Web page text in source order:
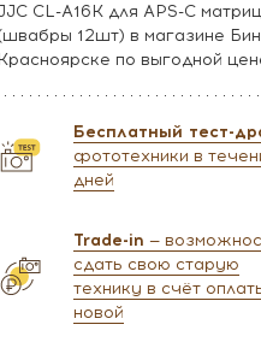
CL-A16K для APS-C матриц
12шт) в магазине
Красноярске по выгодной
Бесплатный тест-
фототехники в
дней
Trade-in —
сдать свою старую
технику в счёт
новой